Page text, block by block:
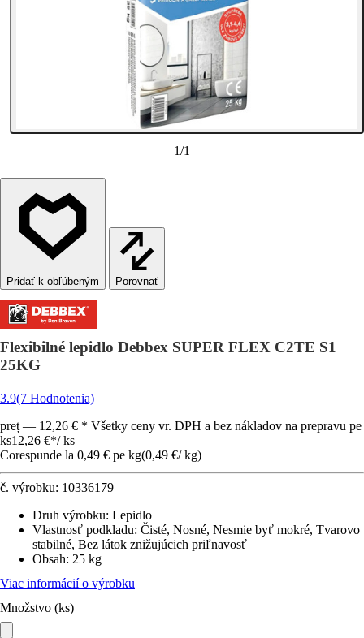
1/1
Porovnať
Flexibilné lepidlo Debbex SUPER FLEX C2TE S1
25KG
3.9(7 Hodnotenia)
preț — 12,26 € * Všetky ceny vr. DPH a bez nákladov na prepravu pe
ks12,26 €*/ ks
Corespunde la 0,49 € pe kg(0,49 €/ kg)
č. výrobku: 10336179
Druh výrobku: Lepidlo
Vlastnosť podkladu: Čisté, Nosné, Nesmie byť mokré, Tvarovo
stabilné, Bez látok znižujúcich priľnavosť
Obsah: 25 kg
Viac informácií o výrobku
Množstvo (ks)